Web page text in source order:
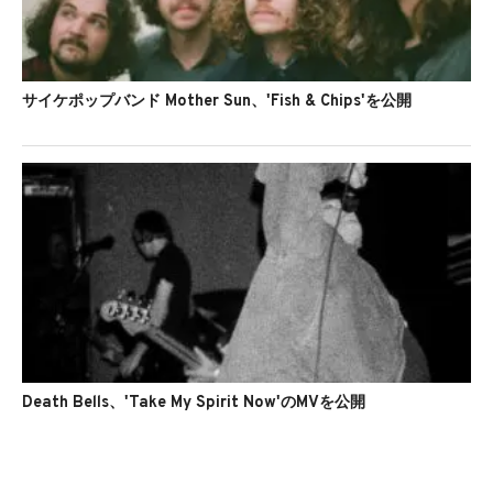
サイケポップバンド Mother Sun、'Fish & Chips'を公開
Death Bells、'Take My Spirit Now'のMVを公開